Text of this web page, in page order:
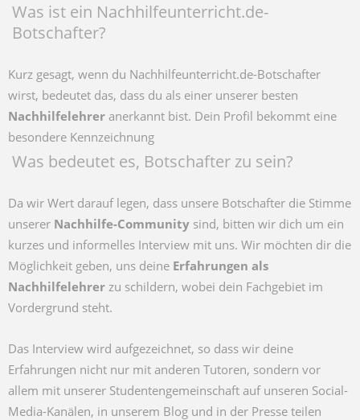
Was ist ein Nachhilfeunterricht.de-
Botschafter?
Kurz gesagt, wenn du Nachhilfeunterricht.de-Botschafter
wirst, bedeutet das, dass du als einer unserer besten
Nachhilfelehrer anerkannt bist. Dein Profil bekommt eine
besondere Kennzeichnung
Was bedeutet es, Botschafter zu sein?
Da wir Wert darauf legen, dass unsere Botschafter die Stimme
unserer Nachhilfe-Community sind, bitten wir dich um ein
kurzes und informelles Interview mit uns. Wir möchten dir die
Möglichkeit geben, uns deine Erfahrungen als
Nachhilfelehrer zu schildern, wobei dein Fachgebiet im
Vordergrund steht.
Das Interview wird aufgezeichnet, so dass wir deine
Erfahrungen nicht nur mit anderen Tutoren, sondern vor
allem mit unserer Studentengemeinschaft auf unseren Social-
Media-Kanälen, in unserem Blog und in der Presse teilen